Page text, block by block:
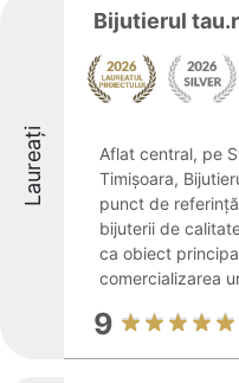
Laureați
Bijutierul
Aflat central, pe
Timișoara,
punct de
bijuterii de
ca obiect
comercializarea
9